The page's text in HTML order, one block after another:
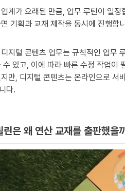
계가 오래된 만큼, 업무 루틴이 일
기획과 교재 제작을 동시에 진행합
지털 콘텐츠 업무는 규칙적인 업무
수 있고, 이에 따라 빠른 수정 작업이
만, 디지털 콘텐츠는 온라인으로 서
다.
린은 왜 연산 교재를 출판했을